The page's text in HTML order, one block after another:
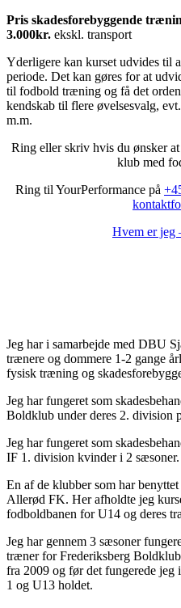
Pris skadesforebyggende
3.000kr. ekskl. transport
Yderligere kan kurset udvides til
periode. Det kan gøres for at
til fodbold træning og få det
kendskab til flere øvelsesvalg,
m.m.
Ring eller skriv hvis du ønsker
klub med
Ring til YourPerformance på
Hvem er jeg
Jeg har i samarbejde med DBU
trænere og dommere 1-2 gange
fysisk træning og
Jeg har fungeret som
Boldklub under deres 2. division
Jeg har fungeret som
IF 1. division kvinder i 2 sæsoner.
En af de klubber som har
Allerød FK. Her afholdte jeg
fodboldbanen for U14 og deres
Jeg har gennem 3 sæsoner
træner for Frederiksberg
fra 2009 og før det fungerede jeg
1 og U13 holdet.